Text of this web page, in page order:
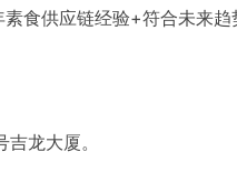
食供应链经验+符合未来
龙大厦。